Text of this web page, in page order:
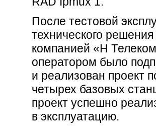
После тестовой
технического
компанией «Н
оператором было
и реализован проект
четырех базовых
проект успешно
в эксплуатацию.